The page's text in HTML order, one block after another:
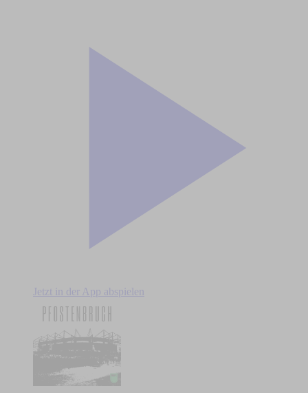
Jetzt in der App abspielen